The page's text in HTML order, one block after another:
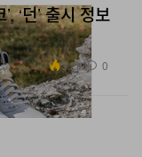
‘던’ 출시 정보
3.2K 0